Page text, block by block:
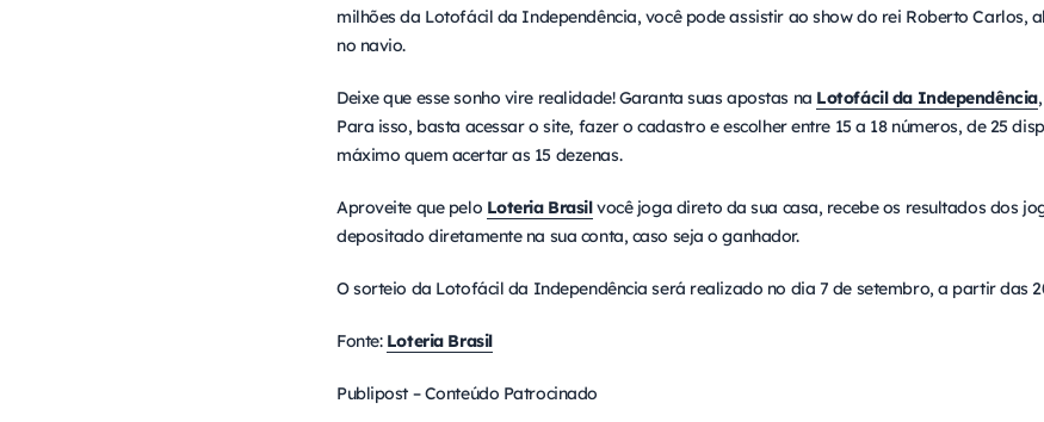
milhões da Lotofácil da Independência, você pode assistir ao show do rei Roberto Carlos,
no navio.
Deixe que esse sonho vire realidade! Garanta suas apostas na Lotofácil da Independência
Para isso, basta acessar o site, fazer o cadastro e escolher entre 15 a 18 números, de 25
máximo quem acertar as 15 dezenas.
Aproveite que pelo Loteria Brasilvocê joga direto da sua casa, recebe os resultados dos
depositado diretamente na sua conta, caso seja o ganhador.
O sorteio da Lotofácil da Independência será realizado no dia 7 de setembro, a partir das
Fonte: Loteria Brasil
Publipost – Conteúdo Patrocinado